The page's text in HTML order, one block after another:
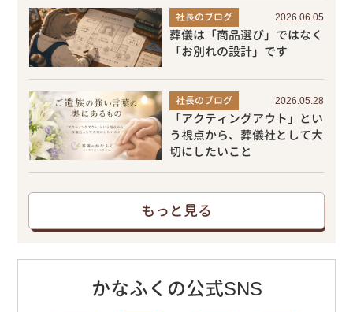
社長のブログ 2026.06.05
葬儀は「商品選び」ではなく
「お別れの設計」です
社長のブログ 2026.05.28
「アクティングアウト」とい
う視点から、葬儀社として大
切にしたいこと
もっと見る
かなふくの公式SNS